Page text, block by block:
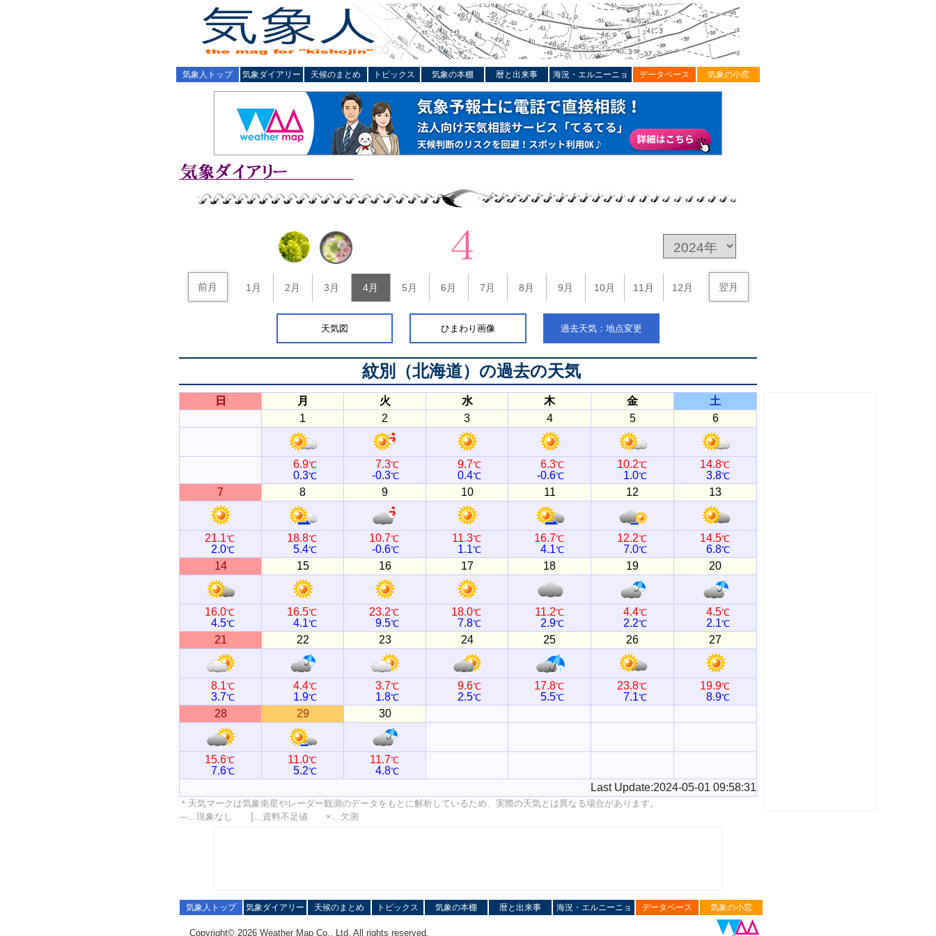
気象人トップ 気象ダイアリー 天候のまとめ トピックス 気象の本棚 暦と出来事 海況・エルニーニョ データベース 気象の小窓
前月 1月 2月 3月 4月 5月 6月 7月 8月 9月 10月 11月 12月 翌月
天気図 ひまわり画像 過去天気：地点変更
紋別（北海道） の過去の天気
日 月 火 水 木 金
土
1
2 3 4 5 6
6.9℃
0.3℃
7.3℃
-0.3℃
9.7℃
0.4℃
6.3℃
-0.6℃
10.2℃
1.0℃
14.8℃
3.8℃
7 8 9 10 11 12 13
21.1℃
2.0℃
18.8℃
5.4℃
10.7℃
-0.6℃
11.3℃
1.1℃
16.7℃
4.1℃
12.2℃
7.0℃
14.5℃
6.8℃
14 15 16 17 18 19 20
16.0℃
4.5℃
16.5℃
4.1℃
23.2℃
9.5℃
18.0℃
7.8℃
11.2℃
2.9℃
4.4℃
2.2℃
4.5℃
2.1℃
21 22 23 24 25 26 27
8.1℃
3.7℃
4.4℃
1.9℃
3.7℃
1.8℃
9.6℃
2.5℃
17.8℃
5.5℃
23.8℃
7.1℃
19.9℃
8.9℃
28 29 30
15.6℃
7.6℃
11.0℃
5.2℃
11.7℃
4.8℃
Last Update:2024-05-01 09:58:31
＊天気マークは気象衛星やレーダー観測のデータをもとに解析しているため、実際の天気とは異なる場合があります。
---…現象なし ]…資料不足値 ×…欠測
気象人トップ 気象ダイアリー 天候のまとめ トピックス 気象の本棚 暦と出来事 海況・エルニーニョ データベース 気象の小窓
Copyright© 2026 Weather Map Co., Ltd. All rights reserved.